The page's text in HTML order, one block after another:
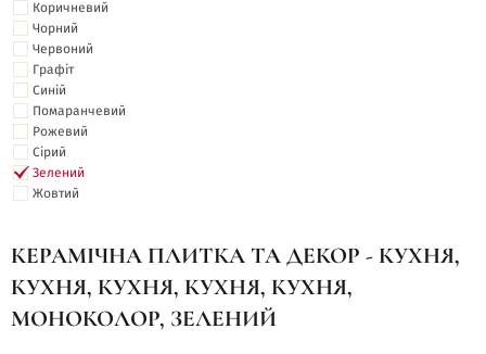
Коричневий
Чорний
Червоний
Графіт
Синій
Помаранчевий
Рожевий
Сірий
Зелений
Жовтий
КЕРАМІЧНА ПЛИТКА ТА ДЕКОР - КУХНЯ,
КУХНЯ, КУХНЯ, КУХНЯ, КУХНЯ,
МОНОКОЛОР, ЗЕЛЕНИЙ